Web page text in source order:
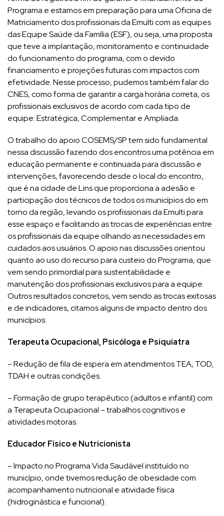
Programa e estamos em preparação para uma Oficina de
Matriciamento dos profissionais da Emulti com as equipes
das Equipe Saúde da Família (ESF), ou seja, uma proposta
que teve a implantação, monitoramento e continuidade
do funcionamento do programa, com o devido
financiamento e projeções futuras com impactos com
efetividade. Nesse processo, pudemos também falar do
CNES, como forma de garantir a carga horária correta, os
profissionais exclusivos de acordo com cada tipo de
equipe: Estratégica, Complementar e Ampliada.
O trabalho do apoio COSEMS/SP tem sido fundamental
nessa discussão fazendo dos encontros uma potência em
educação permanente e continuada para discussão e
intervenções, favorecendo desde o local do encontro,
que é na cidade de Lins que proporciona a adesão e
participação dos técnicos de todos os municípios do em
torno da região, levando os profissionais da Emulti para
esse espaço e facilitando as trocas de experiências entre
os profissionais da equipe olhando as necessidades em
cuidados aos usuários. O apoio nas discussões orientou
quanto ao uso do recurso para custeio do Programa, que
vem sendo primordial para sustentabilidade e
manutenção dos profissionais exclusivos para a equipe.
Outros resultados concretos, vem sendo as trocas exitosas
e de indicadores, citamos alguns de impacto dentro dos
municípios:
Terapeuta Ocupacional, Psicóloga e Psiquiatra
– Redução de fila de espera em atendimentos TEA, TOD,
TDAH e outras condições.
– Formação de grupo terapêutico (adultos e infantil) com
a Terapeuta Ocupacional – trabalhos cognitivos e
atividades motoras.
Educador Físico e Nutricionista
– Impacto no Programa Vida Saudável instituído no
município, onde tivemos redução de obesidade com
acompanhamento nutricional e atividade física
(hidroginástica e funcional).